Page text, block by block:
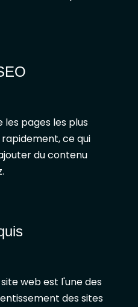
les pages les plus
ce qui
du contenu
web est l'une des
des sites